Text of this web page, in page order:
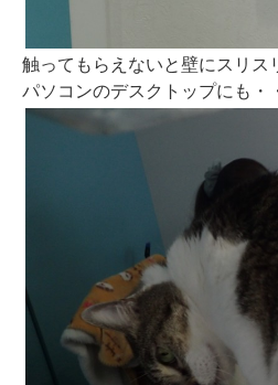
触ってもらえないと壁にスリス
パソコンのデスクトップにも・